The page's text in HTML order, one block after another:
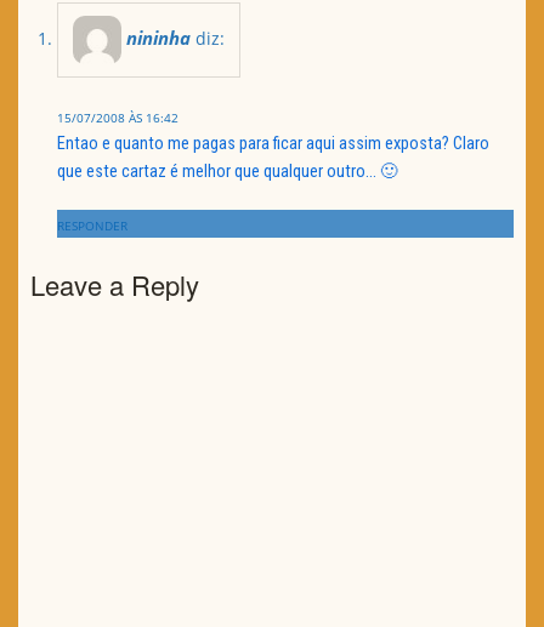
nininha diz:
15/07/2008 ÀS 16:42
Entao e quanto me pagas para ficar aqui assim exposta? Claro
que este cartaz é melhor que qualquer outro… 🙂
RESPONDER
Leave a Reply